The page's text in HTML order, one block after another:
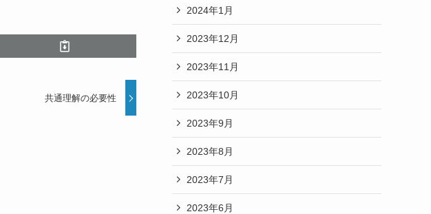
共通理解の必要性
2024年1月
2023年12月
2023年11月
2023年10月
2023年9月
2023年8月
2023年7月
2023年6月